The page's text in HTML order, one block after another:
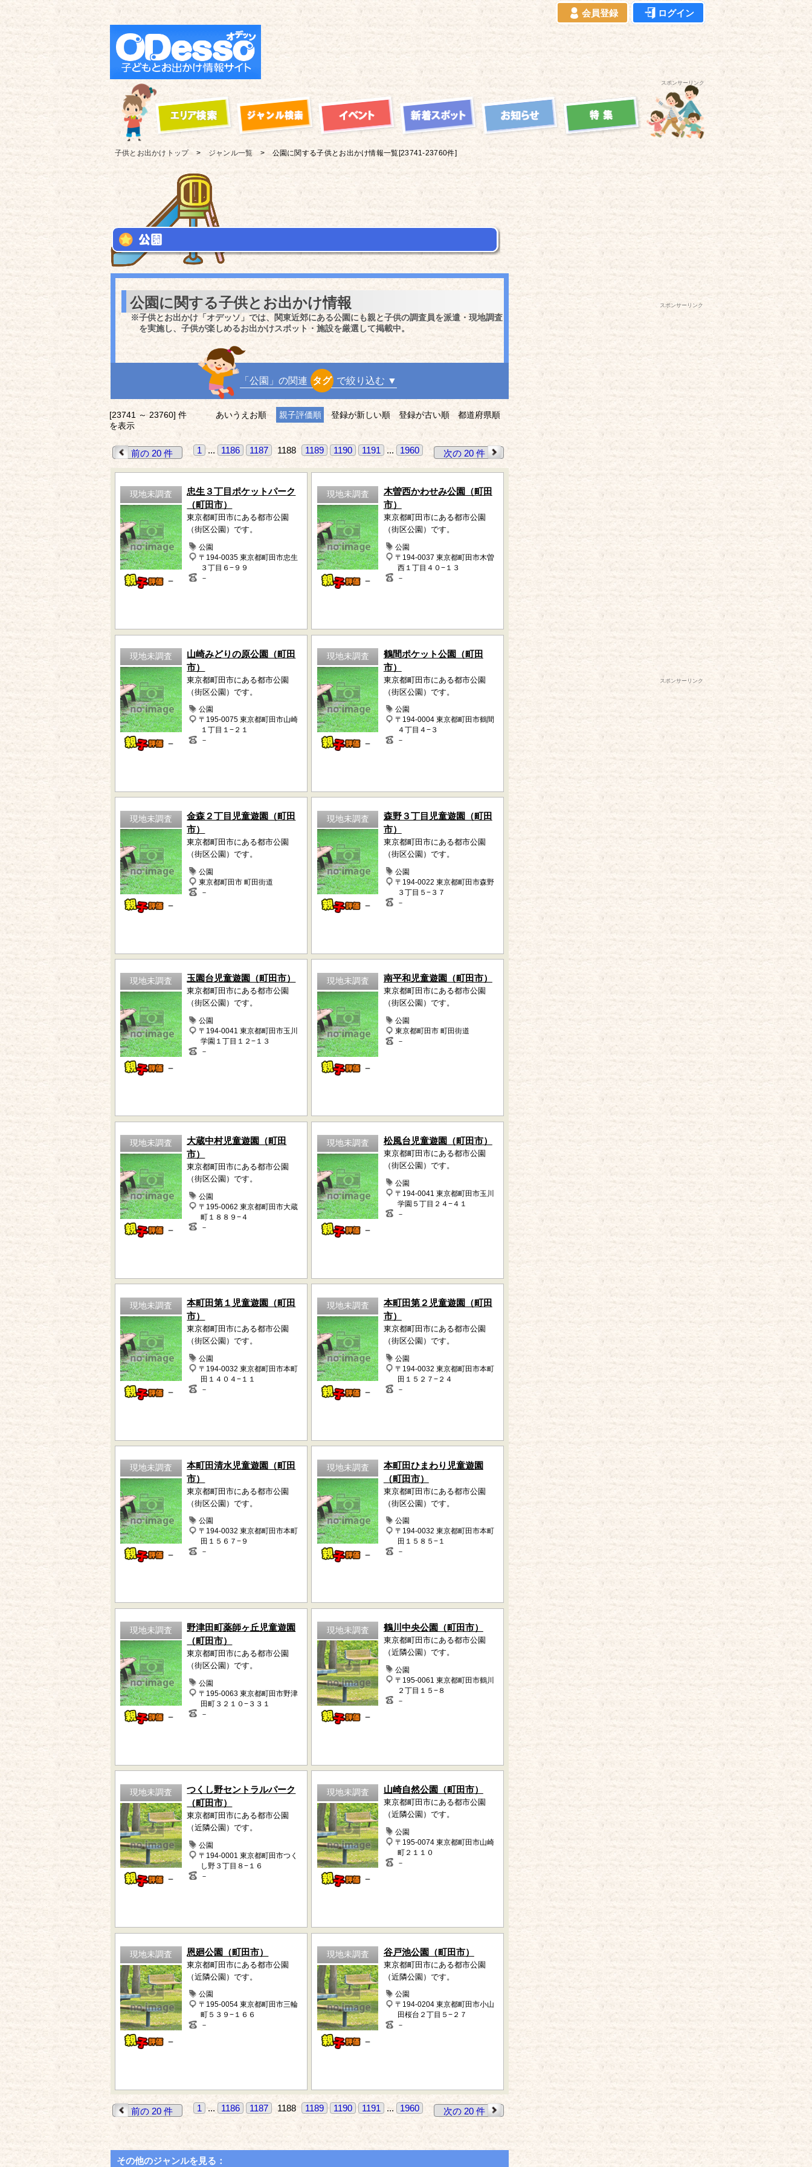
会員登録 ログイン
スポンサーリンク
子供とお出かけ トップ ジャンル一覧 公園に関する子供とお出かけ情報一覧[23741-23760件]
公園に関する子供とお出かけ情報
※子供とお出かけ「オデッソ」では、関東近郊にある公園にも親と子供の調査員を派遣・現地調査
を実施し、子供が楽しめるお出かけスポット・施設を厳選して掲載中。
「公園」の関連 タグ で絞り込む ▼
[23741 ～ 23760] 件
を表示
あいうえお順 親子評価順 登録が新しい順 登録が古い順 都道府県順
前の 20 件 1 ... 1186 1187 1188 1189 1190 1191 ... 1960 次の 20 件
現地未調査
－
忠生３丁目ポケットパーク
（町田市）
東京都町田市にある都市公園
（街区公園）です。
公園
〒194-0035 東京都町田市忠生
３丁目６−９９
－
現地未調査
－
木曽西かわせみ公園（町田
市）
東京都町田市にある都市公園
（街区公園）です。
公園
〒194-0037 東京都町田市木曽
西１丁目４０−１３
－
現地未調査
－
山崎みどりの原公園（町田
市）
東京都町田市にある都市公園
（街区公園）です。
公園
〒195-0075 東京都町田市山崎
１丁目１−２１
－
現地未調査
－
鶴間ポケット公園（町田
市）
東京都町田市にある都市公園
（街区公園）です。
公園
〒194-0004 東京都町田市鶴間
４丁目４−３
－
現地未調査
－
金森２丁目児童遊園（町田
市）
東京都町田市にある都市公園
（街区公園）です。
公園
東京都町田市 町田街道
－
現地未調査
－
森野３丁目児童遊園（町田
市）
東京都町田市にある都市公園
（街区公園）です。
公園
〒194-0022 東京都町田市森野
３丁目５−３７
－
現地未調査
－
玉園台児童遊園（町田市）
東京都町田市にある都市公園
（街区公園）です。
公園
〒194-0041 東京都町田市玉川
学園１丁目１２−１３
－
現地未調査
－
南平和児童遊園（町田市）
東京都町田市にある都市公園
（街区公園）です。
公園
東京都町田市 町田街道
－
現地未調査
－
大蔵中村児童遊園（町田
市）
東京都町田市にある都市公園
（街区公園）です。
公園
〒195-0062 東京都町田市大蔵
町１８８９−４
－
現地未調査
－
松風台児童遊園（町田市）
東京都町田市にある都市公園
（街区公園）です。
公園
〒194-0041 東京都町田市玉川
学園５丁目２４−４１
－
現地未調査
－
本町田第１児童遊園（町田
市）
東京都町田市にある都市公園
（街区公園）です。
公園
〒194-0032 東京都町田市本町
田１４０４−１１
－
現地未調査
－
本町田第２児童遊園（町田
市）
東京都町田市にある都市公園
（街区公園）です。
公園
〒194-0032 東京都町田市本町
田１５２７−２４
－
現地未調査
－
本町田清水児童遊園（町田
市）
東京都町田市にある都市公園
（街区公園）です。
公園
〒194-0032 東京都町田市本町
田１５６７−９
－
現地未調査
－
本町田ひまわり児童遊園
（町田市）
東京都町田市にある都市公園
（街区公園）です。
公園
〒194-0032 東京都町田市本町
田１５８５−１
－
現地未調査
－
野津田町薬師ヶ丘児童遊園
（町田市）
東京都町田市にある都市公園
（街区公園）です。
公園
〒195-0063 東京都町田市野津
田町３２１０−３３１
－
現地未調査
－
鶴川中央公園（町田市）
東京都町田市にある都市公園
（近隣公園）です。
公園
〒195-0061 東京都町田市鶴川
２丁目１５−８
－
現地未調査
－
つくし野セントラルパーク
（町田市）
東京都町田市にある都市公園
（近隣公園）です。
公園
〒194-0001 東京都町田市つく
し野３丁目８−１６
－
現地未調査
－
山崎自然公園（町田市）
東京都町田市にある都市公園
（近隣公園）です。
公園
〒195-0074 東京都町田市山崎
町２１１０
－
現地未調査
－
恩廻公園（町田市）
東京都町田市にある都市公園
（近隣公園）です。
公園
〒195-0054 東京都町田市三輪
町５３９−１６６
－
現地未調査
－
谷戸池公園（町田市）
東京都町田市にある都市公園
（近隣公園）です。
公園
〒194-0204 東京都町田市小山
田桜台２丁目５−２７
－
前の 20 件 1 ... 1186 1187 1188 1189 1190 1191 ... 1960 次の 20 件
その他のジャンルを見る：
スポンサーリンク
スポンサーリンク